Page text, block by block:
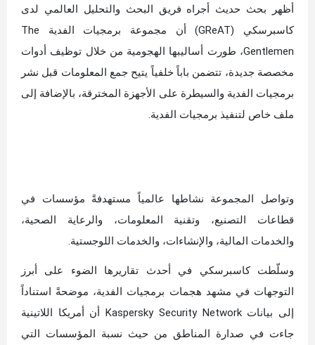
أظهر بحث حديث أجراه فريق البحث والتحليل العالمي لدى
كاسبرسكي (GReAT) أن مجموعة برمجيات الفدية The
Gentlemen، طورت أساليبها الهجومية من خلال توظيف أدوات
مخصصة جديدة، تتضمن باباً خلفياً يتيح جمع المعلومات قبل نشر
برمجيات الفدية والسيطرة على الأجهزة المخترقة، بالإضافة إلى
ملف خاص لتنفيذ برمجيات الفدية.
وتواصل المجموعة نشاطها عالمياً مستهدفةً مؤسسات في
قطاعات التصنيع، وتقنية المعلومات، والرعاية الصحية،
والخدمات المالية، والإنشاءات، والخدمات اللوجستية.
وسلّطت كاسبرسكي في أحدث تقاريرها الضوء على أبرز
التوجهات في مشهد هجمات برمجيات الفدية، موضحةً استناداً
إلى بيانات Kaspersky Security Network أن أمريكا اللاتينية
جاءت في صدارة المناطق من حيث نسبة المؤسسات التي